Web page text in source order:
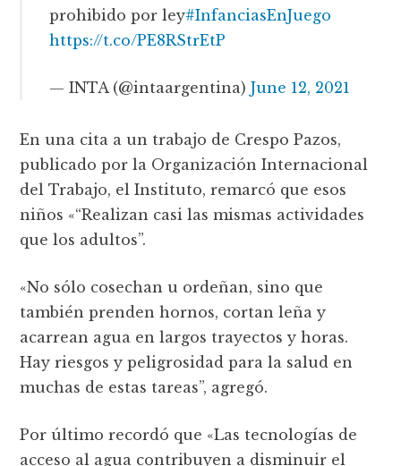
prohibido por ley#InfanciasEnJuego
https://t.co/PE8RStrEtP
— INTA (@intaargentina)June 12, 2021
En una cita a un trabajo de Crespo Pazos,
publicado por la Organización Internacional
del Trabajo, el Instituto, remarcó que esos
niños «“Realizan casi las mismas actividades
que los adultos”.
«No sólo cosechan u ordeñan, sino que
también prenden hornos, cortan leña y
acarrean agua en largos trayectos y horas.
Hay riesgos y peligrosidad para la salud en
muchas de estas tareas”, agregó.
Por último recordó que «Las tecnologías de
acceso al agua contribuyen a disminuir el